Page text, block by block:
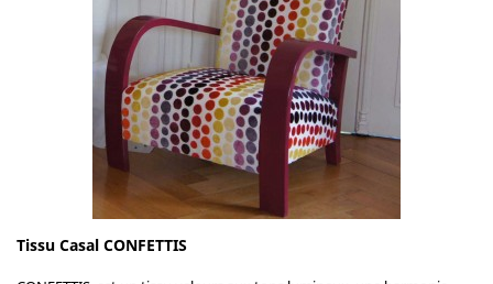
Tissu Casal CONFETTIS